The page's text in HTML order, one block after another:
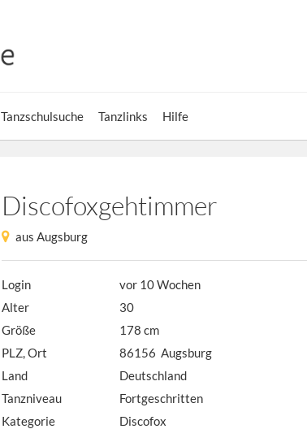
Tanzschulsuche Tanzlinks Hilfe
Discofoxgehtimmer
aus Augsburg
Login
vor 10 Wochen
Alter
30
Größe
178 cm
PLZ, Ort
86156 Augsburg
Land
Deutschland
Tanzniveau
Fortgeschritten
Kategorie
Discofox